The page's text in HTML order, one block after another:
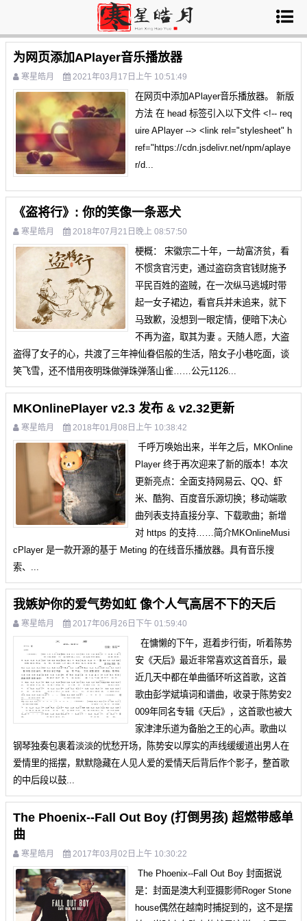
为网页添加APlayer音乐播放器
寒星皓月 2021年03月17日上午 10:51:49
在网页中添加APlayer音乐播放器。 新版
方法 在 head 标签引入以下文件 <!-- req
uire APlayer --> <link rel="stylesheet" h
ref="https://cdn.jsdelivr.net/npm/aplaye
r/d...
《盗将行》: 你的笑像一条恶犬
寒星皓月 2018年07月21日晚上 08:57:50
梗概： 宋徽宗二十年，一劫富济贫，看
不惯贪官污吏，通过盗窃贪官钱财施予
平民百姓的盗贼，在一次纵马逃城时带
起一女子裙边，看官兵并未追来，就下
马致歉，没想到一眼定情，便暗下决心
不再为盗，取其为妻 。天随人愿，大盗
盗得了女子的心，共渡了三年神仙眷侣般的生活，陪女子小巷吃面，谈
笑飞雪，还不惜用夜明珠做弹珠弹落山雀……公元1126...
MKOnlinePlayer v2.3 发布 & v2.32更新
寒星皓月 2018年01月08日上午 10:38:42
千呼万唤始出来，半年之后，MKOnline
Player 终于再次迎来了新的版本！本次
更新亮点：全面支持网易云、QQ、虾
米、酷狗、百度音乐源切换；移动端歌
曲列表支持直接分享、下载歌曲；新增
对 https 的支持……简介MKOnlineMusi
cPlayer 是一款开源的基于 Meting 的在线音乐播放器。具有音乐搜
索、...
我嫉妒你的爱气势如虹 像个人气高居不下的天后
寒星皓月 2017年06月26日下午 01:59:40
在慵懒的下午，逛着步行街，听着陈势
安《天后》最近非常喜欢这首音乐，最
近几天中都在单曲循环听这首歌，这首
歌由彭学斌填词和谱曲，收录于陈势安2
009年同名专辑《天后》，这首歌也被大
家津津乐道为备胎之王的心声。歌曲以
钢琴独奏包裹着淡淡的忧愁开场，陈势安以厚实的声线缓缓道出男人在
爱情里的摇摆，默默隐藏在人见人爱的爱情天后背后作个影子，整首歌
的中后段以鼓...
The Phoenix--Fall Out Boy (打倒男孩) 超燃带感单
曲
寒星皓月 2017年03月02日上午 10:30:22
The Phoenix--Fall Out Boy 封面据说
是：封面是澳大利亚摄影师Roger Stone
house偶然在越南时捕捉到的，这不是摆